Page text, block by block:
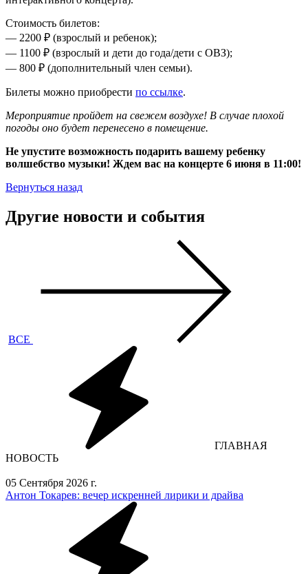
Стоимость билетов:
— 2200 ₽ (взрослый и ребенок);
— 1100 ₽ (взрослый и дети до года/дети с ОВЗ);
— 800 ₽ (дополнительный член семьи).
Билеты можно приобрести по ссылке.
Мероприятие пройдет на свежем воздухе! В случае плохой
погоды оно будет перенесено в помещение.
Не упустите возможность подарить вашему ребенку
волшебство музыки! Ждем вас на концерте 6 июня в 11:00!
Вернуться назад
Другие новости и события
ВСЕ
ГЛАВНАЯ
НОВОСТЬ
05 Сентября 2026 г.
Антон Токарев: вечер искренней лирики и драйва